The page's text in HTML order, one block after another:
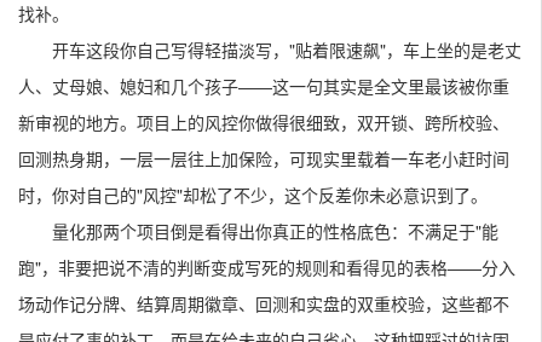
找补。
开车这段你自己写得轻描淡写，"贴着限速飙"，车上坐的是老丈
人、丈母娘、媳妇和几个孩子——这一句其实是全文里最该被你重
新审视的地方。项目上的风控你做得很细致，双开锁、跨所校验、
回测热身期，一层一层往上加保险，可现实里载着一车老小赶时间
时，你对自己的"风控"却松了不少，这个反差你未必意识到了。
量化那两个项目倒是看得出你真正的性格底色：不满足于"能
跑"，非要把说不清的判断变成写死的规则和看得见的表格——分入
场动作记分牌、结算周期徽章、回测和实盘的双重校验，这些都不